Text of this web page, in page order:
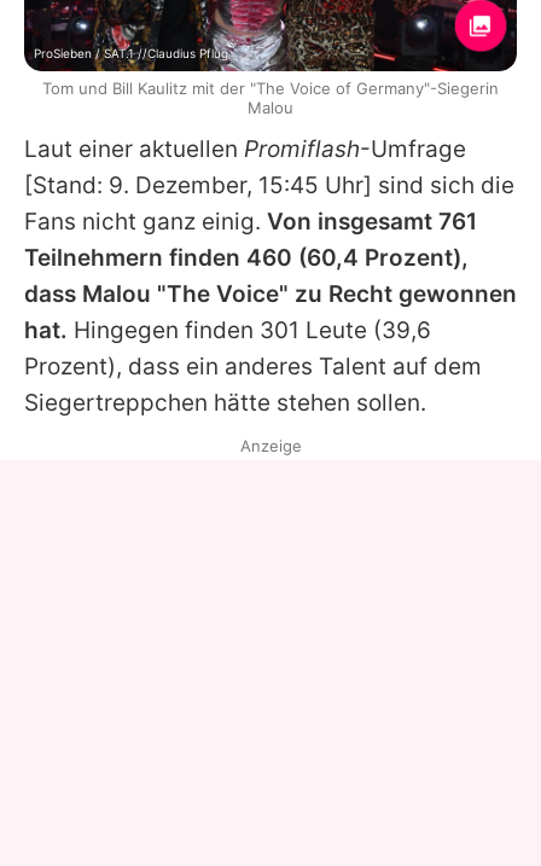
Laut einer aktuellen Promiflash-Umfrage
[Stand: 9. Dezember, 15:45 Uhr] sind sich die
Fans nicht ganz einig. Von insgesamt 761
Teilnehmern finden 460 (60,4 Prozent),
dass Malou "The Voice" zu Recht gewonnen
hat. Hingegen finden 301 Leute (39,6
Prozent), dass ein anderes Talent auf dem
Siegertreppchen hätte stehen sollen.
ProSieben / SAT.1 //Claudius Pflug
Tom und Bill Kaulitz mit der "The Voice of Germany"-Siegerin
Malou
Anzeige